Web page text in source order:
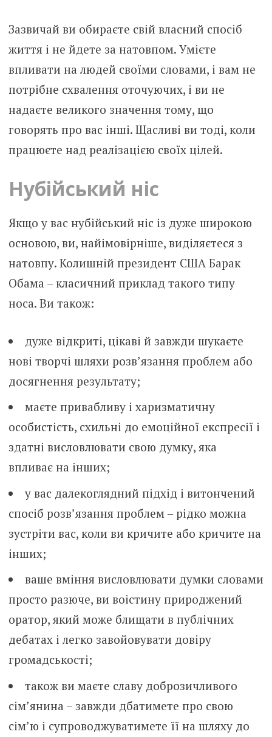
Зазвичай ви обираєте свій власний спосіб
життя і не йдете за натовпом. Умієте
впливати на людей своїми словами, і вам не
потрібне схвалення оточуючих, і ви не
надаєте великого значення тому, що
говорять про вас інші. Щасливі ви тоді, коли
працюєте над реалізацією своїх цілей.
Нубійський ніс
Якщо у вас нубійський ніс із дуже широкою
основою, ви, найімовірніше, виділяєтеся з
натовпу. Колишній президент США Барак
Обама – класичний приклад такого типу
носа. Ви також:
дуже відкриті, цікаві й завжди шукаєте
нові творчі шляхи розв’язання проблем або
досягнення результату;
маєте привабливу і харизматичну
особистість, схильні до емоційної експресії і
здатні висловлювати свою думку, яка
впливає на інших;
у вас далекоглядний підхід і витончений
спосіб розв’язання проблем – рідко можна
зустріти вас, коли ви кричите або кричите на
інших;
ваше вміння висловлювати думки словами
просто разюче, ви воістину природжений
оратор, який може блищати в публічних
дебатах і легко завойовувати довіру
громадськості;
також ви маєте славу доброзичливого
сім’янина – завжди дбатимете про свою
сім’ю і супроводжуватимете її на шляху до